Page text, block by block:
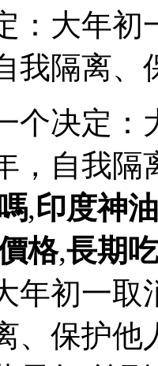
：大年初
我隔离、
个决定：
，自我
,印度神油
格,長期
年初一
、保护